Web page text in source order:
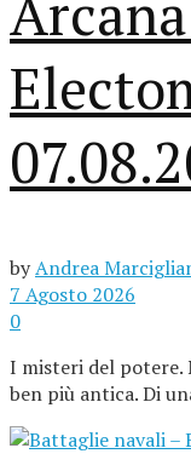
byAndrea
7 Agosto 2026
0
I misteri del potere.
ben più antica. Di